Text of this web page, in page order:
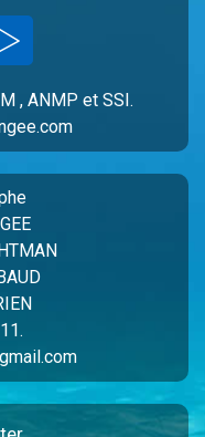
, ANMP et SSI.